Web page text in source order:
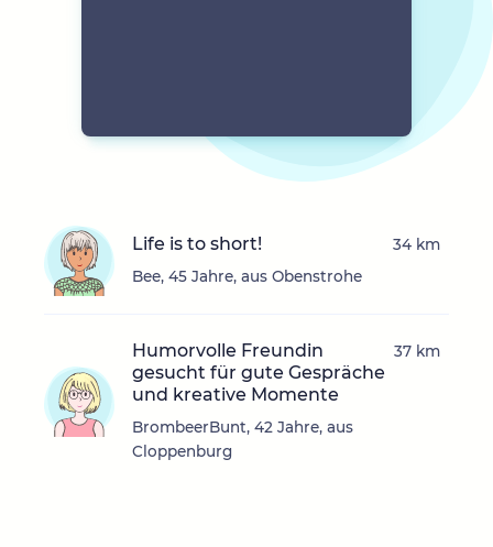
Life is to short!
Bee, 45 Jahre, aus Obenstrohe
34 km
Humorvolle Freundin
gesucht für gute Gespräche
und kreative Momente
BrombeerBunt, 42 Jahre, aus
Cloppenburg
37 km